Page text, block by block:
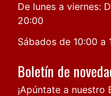
De lunes a viernes:
20:00
Sábados de 10:00 a
Boletín de
¡Apúntate a nuestro